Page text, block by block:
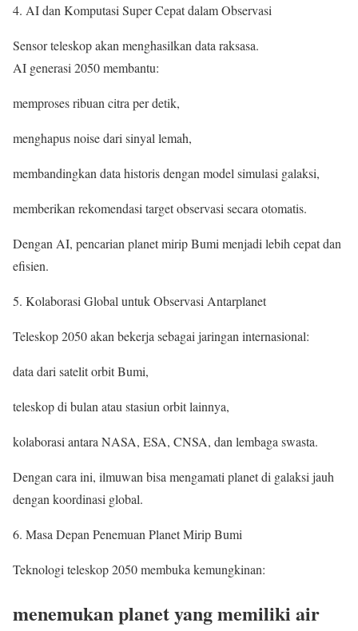
4. AI dan Komputasi Super Cepat dalam Observasi
Sensor teleskop akan menghasilkan data raksasa.
AI generasi 2050 membantu:
memproses ribuan citra per detik,
menghapus noise dari sinyal lemah,
membandingkan data historis dengan model simulasi galaksi,
memberikan rekomendasi target observasi secara otomatis.
Dengan AI, pencarian planet mirip Bumi menjadi lebih cepat dan
efisien.
5. Kolaborasi Global untuk Observasi Antarplanet
Teleskop 2050 akan bekerja sebagai jaringan internasional:
data dari satelit orbit Bumi,
teleskop di bulan atau stasiun orbit lainnya,
kolaborasi antara NASA, ESA, CNSA, dan lembaga swasta.
Dengan cara ini, ilmuwan bisa mengamati planet di galaksi jauh
dengan koordinasi global.
6. Masa Depan Penemuan Planet Mirip Bumi
Teknologi teleskop 2050 membuka kemungkinan:
menemukan planet yang memiliki air